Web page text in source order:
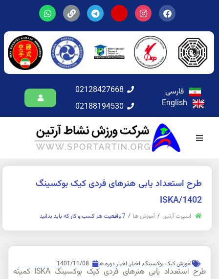
فارسی
English
02128427668
02188194530
طرح استعداد یابی هنرهای فردی کیک بوکسینگ
ISKA/1402
اسپرت آرتین آموزش ها 7 واقعیت هر کسب و کار که باید بدانید
آموزش کیک بوکسینگ, اخبار, اخبار دوره ها 1401/11/08
طرح استعداد یابی هنرهای فردی کیک بوکسینگ ISKA کمیته